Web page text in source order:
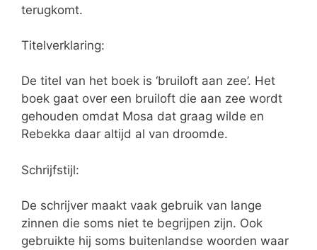
terugkomt.
Titelverklaring:
De titel van het boek is ‘bruiloft aan zee’. Het
boek gaat over een bruiloft die aan zee wordt
gehouden omdat Mosa dat graag wilde en
Rebekka daar altijd al van droomde.
Schrijfstijl:
De schrijver maakt vaak gebruik van lange
zinnen die soms niet te begrijpen zijn. Ook
gebruikte hij soms buitenlandse woorden waar